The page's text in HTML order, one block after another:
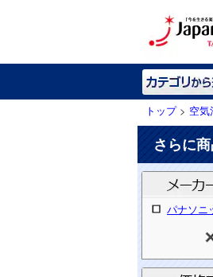
トップ> 空
さらに
パナソニ